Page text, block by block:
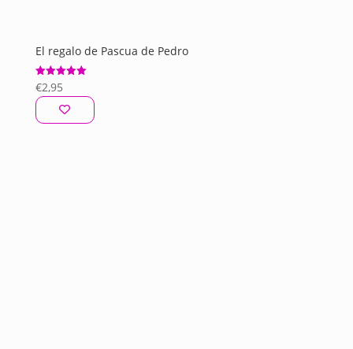
El regalo de Pascua de Pedro
Valorado
con
5.00
€2,95